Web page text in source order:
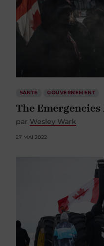
SANTÉ GOUVERNEMENT
The
par Wesley Wark
27 MAI 2022